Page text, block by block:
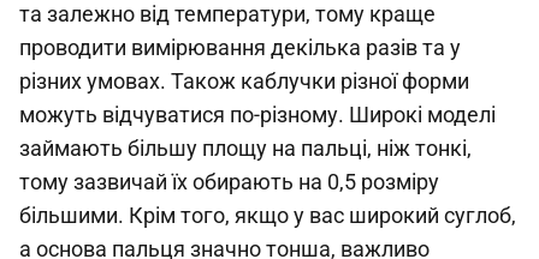
та залежно від температури, тому краще
проводити вимірювання декілька разів та у
різних умовах. Також каблучки різної форми
можуть відчуватися по-різному. Широкі моделі
займають більшу площу на пальці, ніж тонкі,
тому зазвичай їх обирають на 0,5 розміру
більшими. Крім того, якщо у вас широкий суглоб,
а основа пальця значно тонша, важливо